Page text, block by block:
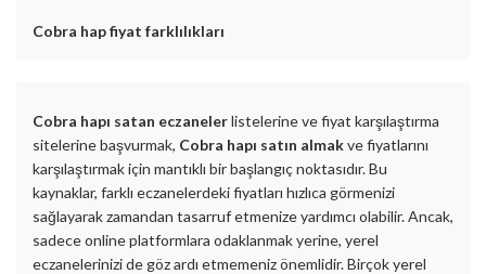
Cobra hap fiyat farklılıkları
Cobra hapı satan eczanelerlistelerine ve fiyat karşılaştırma
sitelerine başvurmak, Cobra hapı satın almakve fiyatlarını
karşılaştırmak için mantıklı bir başlangıç noktasıdır. Bu
kaynaklar, farklı eczanelerdeki fiyatları hızlıca görmenizi
sağlayarak zamandan tasarruf etmenize yardımcı olabilir. Ancak,
sadece online platformlara odaklanmak yerine, yerel
eczanelerinizi de göz ardı etmemeniz önemlidir. Birçok yerel